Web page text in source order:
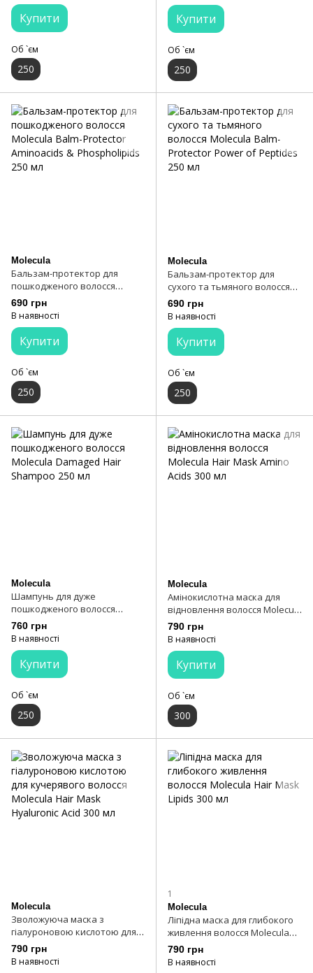
Купити
Об `єм
250
Купити
Об `єм
250
Molecula
Бальзам-протектор для
пошкодженого волосся
Molecula Balm-Protector
Aminoacids & Phospholipids
690 грн
В наявності
Купити
Об `єм
250
Molecula
Бальзам-протектор для
сухого та тьмяного волосся
Molecula Balm-Protector Power
of Peptides 250 мл
690 грн
В наявності
Купити
Об `єм
250
Molecula
Шампунь для дуже
пошкодженого волосся
Molecula Damaged Hair
Shampoo 250 мл
760 грн
В наявності
Купити
Об `єм
250
Molecula
Амінокислотна маска для
відновлення волосся Molecula
Hair Mask Amino Acids 300 мл
790 грн
В наявності
Купити
Об `єм
300
Molecula
Зволожуюча маска з
гіалуроновою кислотою для
кучерявого волосся Molecula
Hair Mask Hyaluronic Acid 300
790 грн
В наявності
1
Molecula
Ліпідна маска для глибокого
живлення волосся Molecula
Hair Mask Lipids 300 мл
790 грн
В наявності